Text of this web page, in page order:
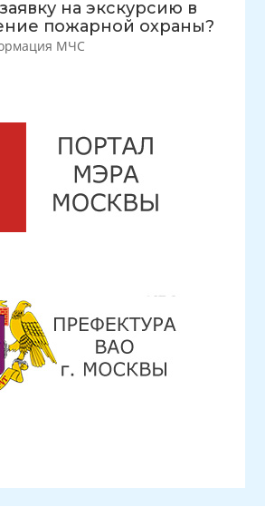
на экскурсию в
пожарной охраны?
МЧС